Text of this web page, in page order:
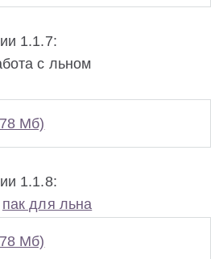
1.1.7:
с льном
Мб)
1.1.8:
пак для льна
Мб)